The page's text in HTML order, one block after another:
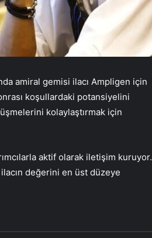
amiral gemisi ilacı Ampligen için
koşullardaki potansiyelini
kolaylaştırmak için
aktif olarak iletişim kuruyor.
değerini en üst düzeye